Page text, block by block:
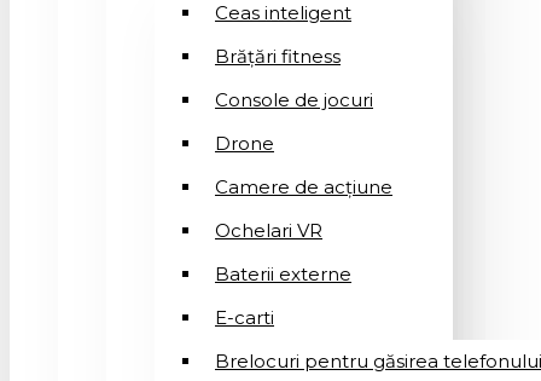
Ceas inteligent
Brățări fitness
Console de jocuri
Drone
Camere de acțiune
Ochelari VR
Baterii externe
E-carti
Brelocuri pentru găsirea telefonului